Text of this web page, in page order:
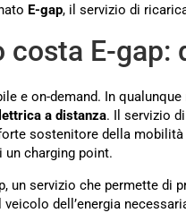
E-gap, il servizio di
costa E-
e on-demand. In
a distanza. Il servizio
sostenitore della
un charging point.
un servizio che permette di
dell’energia